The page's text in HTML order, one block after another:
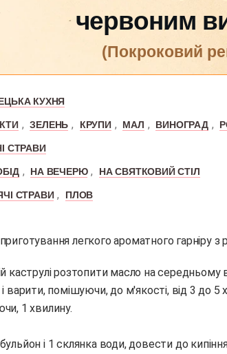
червоним
(покроковий
КУХНЯ
, ЗЕЛЕНЬ , КРУПИ , МАЛ , ВИНОГРАД ,
СТРАВИ
, НА ВЕЧЕРЮ , НА СВЯТКОВИЙ СТІЛ
СТРАВИ , ПЛОВ
легкого ароматного гарніру
варити, помішуючи, до м'якості, від 3 до 5
1 хвилину.
і 1 склянка води, довести до